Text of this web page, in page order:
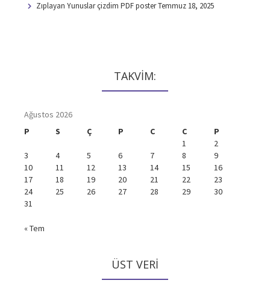
Zıplayan Yunuslar çizdim PDF posterTemmuz 18, 2025
TAKVİM:
Ağustos 2026
P
S Ç P C C
P
1
2
3
4 5 6 7 8
9
10
11 12 13 14 15
16
17
18 19 20 21 22
23
24
25 26 27 28 29
30
31
« Tem
ÜST VERI